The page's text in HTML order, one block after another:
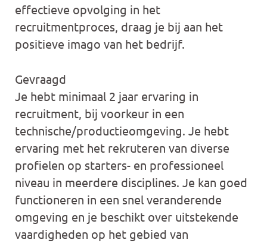
effectieve opvolging in het
recruitmentproces, draag je bij aan het
positieve imago van het bedrijf.
Gevraagd
Je hebt minimaal 2 jaar ervaring in
recruitment, bij voorkeur in een
technische/productieomgeving. Je hebt
ervaring met het rekruteren van diverse
profielen op starters- en professioneel
niveau in meerdere disciplines. Je kan goed
functioneren in een snel veranderende
omgeving en je beschikt over uitstekende
vaardigheden op het gebied van